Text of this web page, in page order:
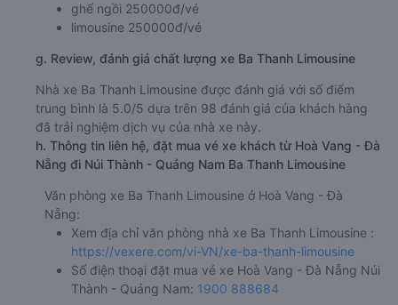
ghế ngồi 250000đ/vé
limousine 250000đ/vé
g. Review, đánh giá chất lượng xe Ba Thanh Limousine
Nhà xe Ba Thanh Limousine được đánh giá với số điểm
trung bình là 5.0/5 dựa trên 98 đánh giá của khách hàng
đã trải nghiệm dịch vụ của nhà xe này.
h. Thông tin liên hệ, đặt mua vé xe khách từ Hoà Vang - Đà
Nẵng đi Núi Thành - Quảng Nam Ba Thanh Limousine
Văn phòng xe Ba Thanh Limousine ở Hoà Vang - Đà
Nẵng:
Xem địa chỉ văn phòng nhà xe Ba Thanh Limousine :
https://vexere.com/vi-VN/xe-ba-thanh-limousine
Số điện thoại đặt mua vé xe Hoà Vang - Đà Nẵng Núi
Thành - Quảng Nam: 1900 888684